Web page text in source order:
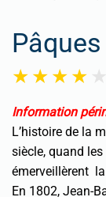
Information
L’histoire de la
siècle, quand
émerveillèrent
En 1802, Jean-